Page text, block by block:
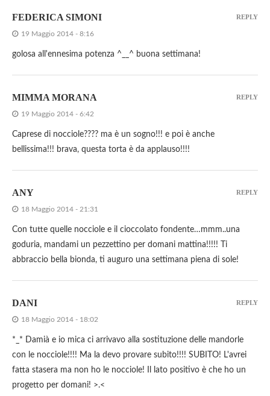
FEDERICA SIMONI
19 Maggio 2014 - 8:16
golosa all'ennesima potenza ^__^ buona settimana!
REPLY
MIMMA MORANA
19 Maggio 2014 - 6:42
Caprese di nocciole???? ma è un sogno!!! e poi è anche
bellissima!!! brava, questa torta è da applauso!!!!
REPLY
ANY
18 Maggio 2014 - 21:31
Con tutte quelle nocciole e il cioccolato fondente…mmm..una
goduria, mandami un pezzettino per domani mattina!!!!! Ti
abbraccio bella bionda, ti auguro una settimana piena di sole!
REPLY
DANI
18 Maggio 2014 - 18:02
*_* Damià e io mica ci arrivavo alla sostituzione delle mandorle
con le nocciole!!!! Ma la devo provare subito!!!! SUBITO! L'avrei
fatta stasera ma non ho le nocciole! Il lato positivo è che ho un
progetto per domani! >.<
REPLY